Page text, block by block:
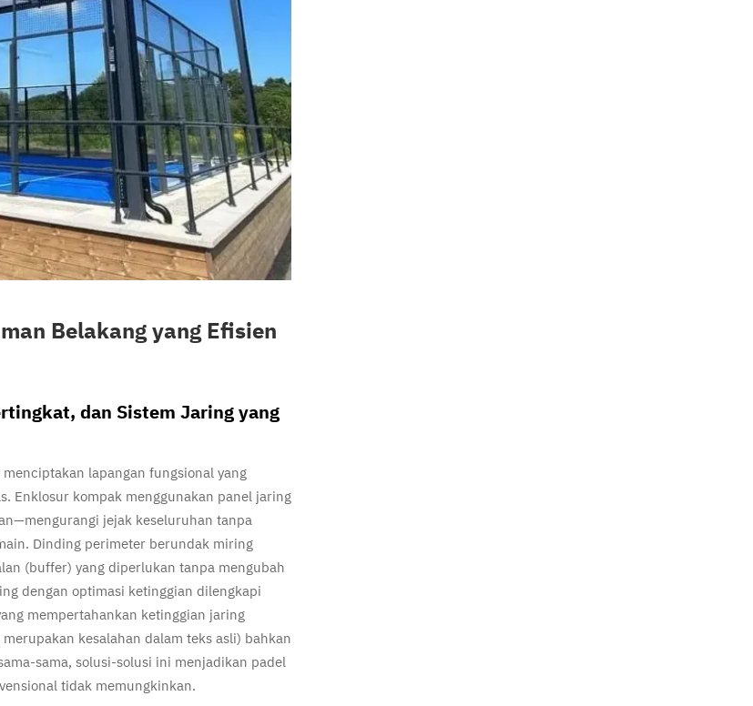
Belakang yang Efisien
dan Sistem Jaring yang
lapangan fungsional yang
Enklosur kompak menggunakan panel jaring
jejak keseluruhan tanpa
Dinding perimeter berundak miring
(buffer) yang diperlukan tanpa mengubah
dengan optimasi ketinggian dilengkapi
mempertahankan ketinggian jaring
kesalahan dalam teks asli) bahkan
sama, solusi-solusi ini menjadikan padel
tidak memungkinkan.